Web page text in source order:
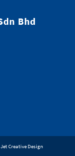
Bhd
Jet Creative Design